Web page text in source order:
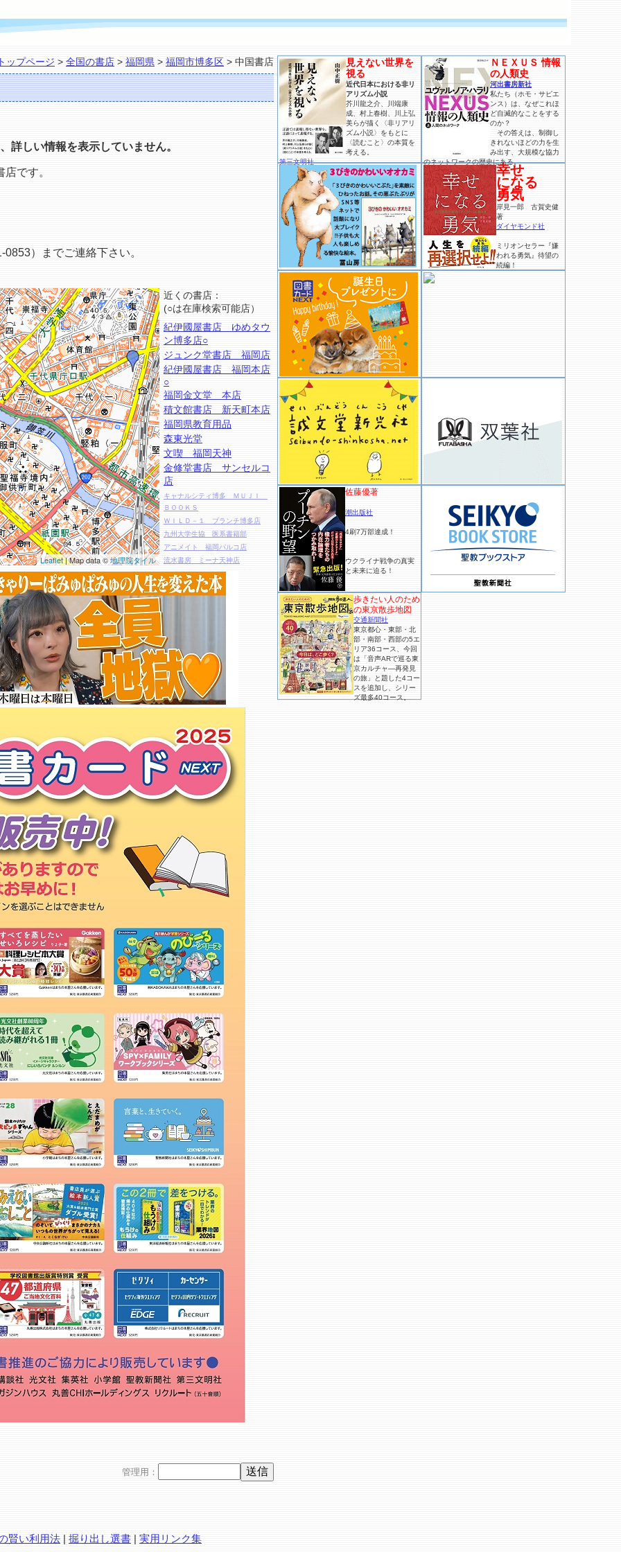
ップページ > 全国の書店 > 福岡県 > 福岡市博多区 > 中国書店
詳しい情報を表示していません。
です。
）までご連絡下さい。
Leaflet| Map data ©地理院タイル
近くの書店：
(○は在庫検索可能店）
紀伊國屋書店 ゆめタウ
ン博多店○
ジュンク堂書店 福岡店
紀伊國屋書店 福岡本店
○
福岡金文堂 本店
積文館書店 新天町本店
福岡県教育用品
森東光堂
文喫 福岡天神
金修堂書店 サンセルコ
店
キャナルシティ博多 ＭＵＪＩ
ＢＯＯＫＳ
ＷＩＬＤ－１ ブランチ博多店
九州大学生協 医系書籍部
アニメイト 福岡パルコ店
流水書房 ミーナ天神店
メロンブックス 福岡天神店
丸善 博多店
ブックス 北天神
早稲田セミナー 福岡校
ＨＭＶ＆ＢＯＯＫＳ ＨＡＫＡＴ
Ａ
ゲーマーズ 博多店
タワーレコード アミュプラザ博
流水書房 福岡博多口店
タワーレコード 福岡パルコ店
ライフセンター福岡書店
ヨドバシカメラ マルチメディア
天狼院書店「福岡天狼院」
ソフマップ 天神１号館
博多店
セントポールＦＵＫＵＯＫＡ
新生館
日税サービス福岡
スリービーポッターズ
管理用：
賢い利用法 | 掘り出し選書 | 実用リンク集
見えない世界を
視る
近代日本における非リ
アリズム小説
芥川龍之介、川端康
成、村上春樹、川上弘
美らが描く〈非リアリ
ズム小説〉をもとに
〈読むこと〉の本質を
考える。
第三文明社
ＮＥＸＵＳ 情報
の人類史
河出書房新社
私たち（ホモ・サピエ
ンス）は、なぜこれほ
ど自滅的なことをする
のか？
その答えは、制御し
きれないほどの力を生
み出す、大規模な協力
のネットワークの歴史にある。
幸せ
になる
勇気
岸見一郎 古賀史健
著
ダイヤモンド社
ミリオンセラー『嫌
われる勇気』待望の
続編！
佐藤優著
潮出版社
4刷7万部達成！
ウクライナ戦争の真実
と未来に迫る！
歩きたい人のため
の東京散歩地図
交通新聞社
東京都心・東部・北
部・南部・西部の5エ
リア36コース、今回
は「音声ARで巡る東
京カルチャ―再発見
の旅」と題した4コー
スを追加し、シリー
ズ最多40コース。